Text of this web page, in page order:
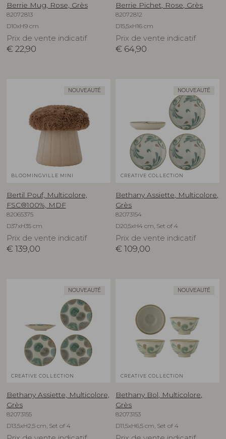
Berrie Mug, Rose, Grès
82072813
D10xH9 cm
Prix de vente indicatif
€ 22,90
Berrie Pichet, Rose, Grès
82072812
D15,5xH16 cm
Prix de vente indicatif
€ 64,90
NOUVEAUTÉ
BLOOMINGVILLE MINI
Bertil Pouf, Multicolore,
FSC®100%, MDF
82065375
D37xH35 cm
Prix de vente indicatif
€ 139,00
NOUVEAUTÉ
CREATIVE COLLECTION
Bethany Assiette, Multicolore,
Grès
82073154
D20,5xH4 cm, Set of 4
Prix de vente indicatif
€ 109,00
NOUVEAUTÉ
CREATIVE COLLECTION
Bethany Assiette, Multicolore,
Grès
82073155
D13,5xH2,5 cm, Set of 4
NOUVEAUTÉ
CREATIVE COLLECTION
Bethany Bol, Multicolore,
Grès
82073153
D11,5xH6,5 cm, Set of 4